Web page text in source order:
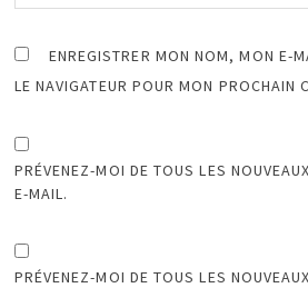
ENREGISTRER MON NOM, MON E-
LE NAVIGATEUR POUR MON PROCHAIN
PRÉVENEZ-MOI DE TOUS LES
E-MAIL.
PRÉVENEZ-MOI DE TOUS LES